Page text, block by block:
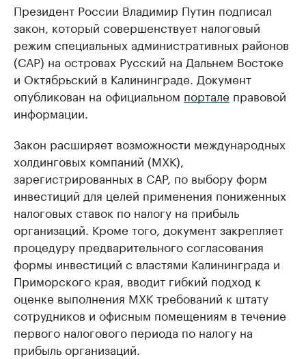
Президент России Владимир Путин подписал
закон, который совершенствует налоговый
режим специальных административных районов
(САР) на островах Русский на Дальнем Востоке
и Октябрьский в Калининграде. Документ
опубликован на официальном портале правовой
информации.
Закон расширяет возможности международных
холдинговых компаний (МХК),
зарегистрированных в САР, по выбору форм
инвестиций для целей применения пониженных
налоговых ставок по налогу на прибыль
организаций. Кроме того, документ закрепляет
процедуру предварительного согласования
формы инвестиций с властями Калининграда и
Приморского края, вводит гибкий подход к
оценке выполнения МХК требований к штату
сотрудников и офисным помещениям в течение
первого налогового периода по налогу на
прибыль организаций.